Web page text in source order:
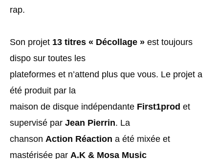
rap.
Son projet 13 titres « Décollage » est toujours
dispo sur toutes les
plateformes et n’attend plus que vous. Le projet a
été produit par la
maison de disque indépendante First1prod et
supervisé par Jean Pierrin. La
chanson Action Réaction a été mixée et
mastérisée par A.K & Mosa Music